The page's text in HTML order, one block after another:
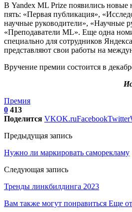
В Yandex ML Prize появились новые
пять: «Первая публикация»,
научные руководители», «Научные
«Преподаватели ML». Еще одна
специально для сотрудников
представляют свои работы на
Вручение премии состоится в
Премия
0 413
Поделится VKOK.ruFacebookTwitter
Предыдущая запись
Нужно ли маркировать саморекламу
Следующая запись
Тренды линкбилдинга 2023
Вам также могут понравиться Еще